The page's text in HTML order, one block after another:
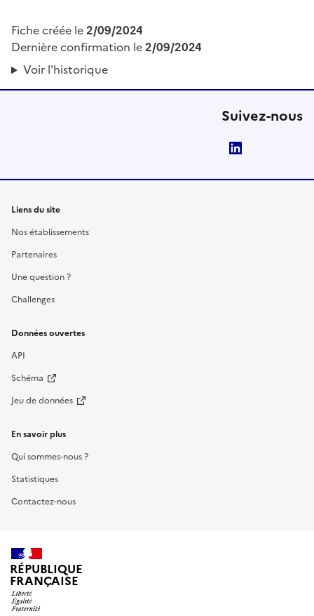
Fiche créée le2/09/2024
Dernière confirmation le2/09/2024
Voir l'historique
Suivez-nous
Liens du site
Nos établissements
Partenaires
Une question ?
Challenges
Données ouvertes
API
Schéma
Jeu de données
En savoir plus
Qui sommes-nous ?
Statistiques
Contactez-nous
RÉPUBLIQUE
FRANÇAISE